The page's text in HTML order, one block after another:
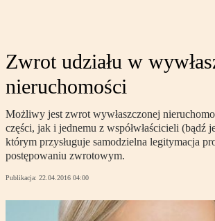
Zwrot udziału w
nieruchomości
Możliwy jest zwrot wywłaszczonej
części, jak i jednemu z współwłaścicieli (bądź
którym przysługuje samodzielna legitymacja
postępowaniu zwrotowym.
Publikacja: 22.04.2016 04:00